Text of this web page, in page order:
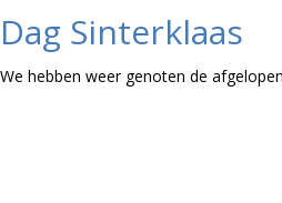
Dag Sinterklaas
We hebben weer genoten de